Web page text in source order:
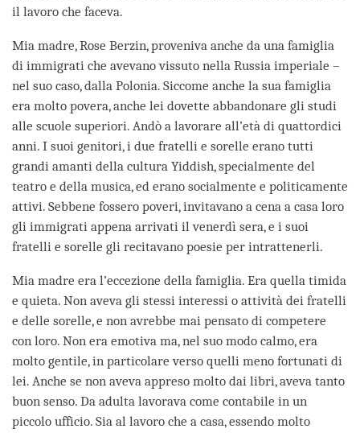
il lavoro che faceva.
Mia madre, Rose Berzin, proveniva anche da una famiglia
di immigrati che avevano vissuto nella Russia imperiale –
nel suo caso, dalla Polonia. Siccome anche la sua famiglia
era molto povera, anche lei dovette abbandonare gli studi
alle scuole superiori. Andò a lavorare all’età di quattordici
anni. I suoi genitori, i due fratelli e sorelle erano tutti
grandi amanti della cultura Yiddish, specialmente del
teatro e della musica, ed erano socialmente e politicamente
attivi. Sebbene fossero poveri, invitavano a cena a casa loro
gli immigrati appena arrivati il venerdì sera, e i suoi
fratelli e sorelle gli recitavano poesie per intrattenerli.
Mia madre era l’eccezione della famiglia. Era quella timida
e quieta. Non aveva gli stessi interessi o attività dei fratelli
e delle sorelle, e non avrebbe mai pensato di competere
con loro. Non era emotiva ma, nel suo modo calmo, era
molto gentile, in particolare verso quelli meno fortunati di
lei. Anche se non aveva appreso molto dai libri, aveva tanto
buon senso. Da adulta lavorava come contabile in un
piccolo ufficio. Sia al lavoro che a casa, essendo molto